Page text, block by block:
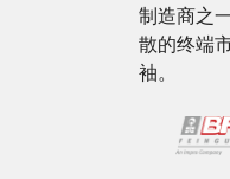
制造商之
散的终端
袖。